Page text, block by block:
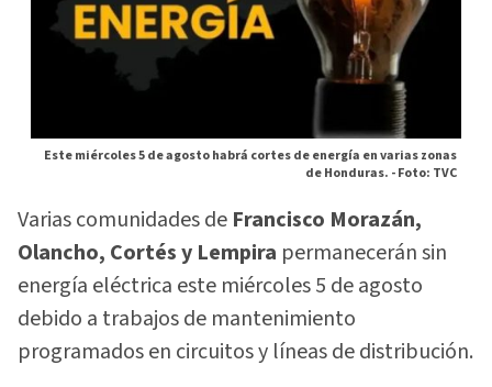
Este miércoles 5 de agosto habrá cortes de energía en varias zonas
de Honduras. -Foto: TVC
Varias comunidades de Francisco Morazán,
Olancho, Cortés y Lempira permanecerán sin
energía eléctrica este miércoles 5 de agosto
debido a trabajos de mantenimiento
programados en circuitos y líneas de distribución.